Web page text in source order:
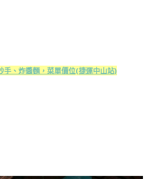
手、炸醬麵，菜單價位(捷運中山站)